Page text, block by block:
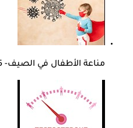
مناعة الأطفال في الصيف- 5 مشروبات تساعد على تقويتها